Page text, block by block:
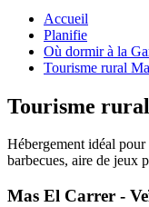
Accueil
Planifie
Où dormir à la
Tourisme rural
Tourisme
Hébergement idéal
barbecues, aire de jeux
Mas El Carrer -